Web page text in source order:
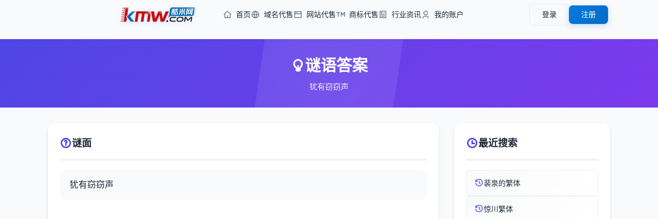
首页 域名代售 网站代售 商标代售 行业资讯 我的账户 登录 注册
谜语答案
犹有窃窃声
谜面
犹有窃窃声
最近搜索
裴泉的繁体
惊川繁体